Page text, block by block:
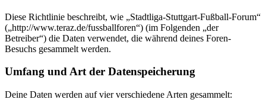
Diese Richtlinie beschreibt, wie „Stadtliga-Stuttgart-Fußball-Forum“
(„http://www.teraz.de/fussballforen“) (im Folgenden „der
Betreiber“) die Daten verwendet, die während deines Foren-
Besuchs gesammelt werden.
Umfang und Art der Datenspeicherung
Deine Daten werden auf vier verschiedene Arten gesammelt: